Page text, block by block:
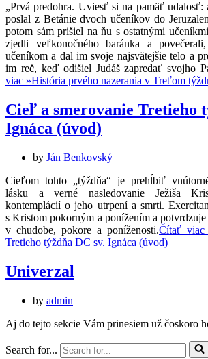
„Prvá predohra. Uviesť si na pamäť udalosť:
poslal z Betánie dvoch učeníkov do
po­tom sám prišiel na ňu s ostatnými
zjedli veľkonočného barán­ka a
učeníkom a dal im svoje najsvätejšie telo a
im reč, keď odišiel Judáš zapredať svojho
viac »História prvého nazerania v Treťom
Cieľ a smerovanie Tretieho
Ignáca (úvod)
by Ján Benkovský
Cieľom tohto „týždňa“ je prehĺbiť
lásku a verné nasledovanie Ježiša
kontemplácií o jeho utrpení a smrti.
s Kristom pokorným a ponížením a
v chudobe, pokore a poníženosti.Čítať viac
Tretieho týždňa DC sv. Ignáca (úvod)
Univerzal
by admin
Aj do tejto sekcie Vám prinesiem už čoskoro
Search for...